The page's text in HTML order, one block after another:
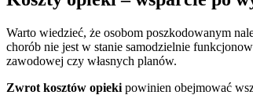
Warto wiedzieć, że osobom poszkodowanym
chorób nie jest w stanie samodzielnie
zawodowej czy własnych planów.
Zwrot kosztów opieki powinien obejmować